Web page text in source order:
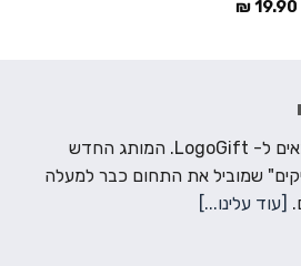
19.90
₪
ברוכים הבאים ל- LogoGift. המותג החדש
שמוביל את התחום כבר למעלה
[עוד עלינו...]